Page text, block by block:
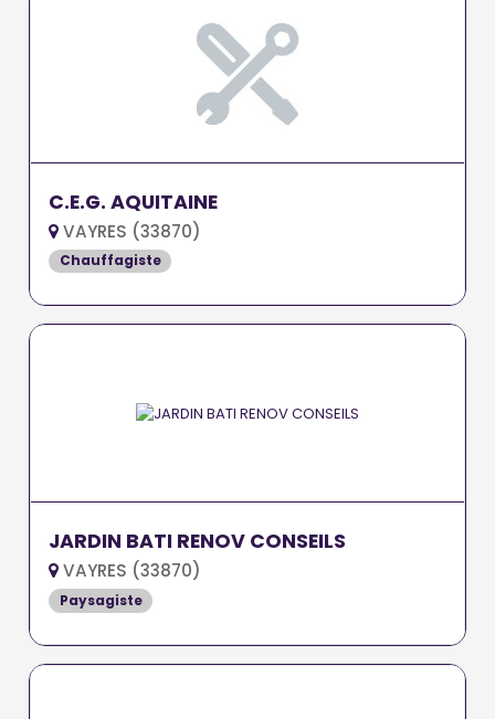
C.E.G. AQUITAINE
VAYRES (33870)
Chauffagiste
JARDIN BATI RENOV CONSEILS
VAYRES (33870)
Paysagiste